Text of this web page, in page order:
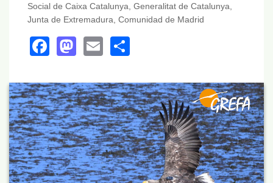
Social de Caixa Catalunya, Generalitat de Catalunya,
Junta de Extremadura, Comunidad de Madrid
Facebook
Mastodon
Email